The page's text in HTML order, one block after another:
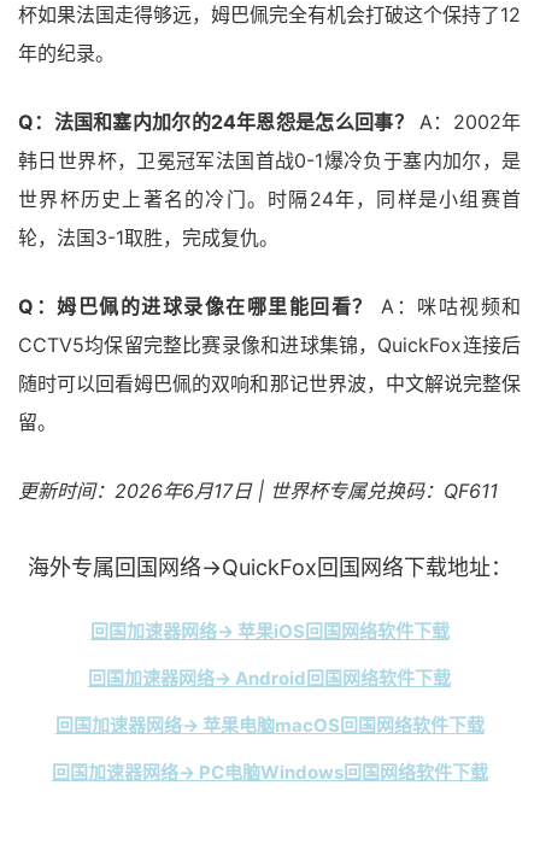
杯如果法国走得够远，姆巴佩完全有机会打破这个保持了12
年的纪录。
Q：法国和塞内加尔的24年恩怨是怎么回事？
A：2002年
韩日世界杯，卫冕冠军法国首战0-1爆冷负于塞内加尔，是
世界杯历史上著名的冷门。时隔24年，同样是小组赛首
轮，法国3-1取胜，完成复仇。
Q：姆巴佩的进球录像在哪里能回看？
A：咪咕视频和
CCTV5均保留完整比赛录像和进球集锦，QuickFox连接后
随时可以回看姆巴佩的双响和那记世界波，中文解说完整保
留。
更新时间：2026年6月17日 | 世界杯专属兑换码：QF611
海外专属回国网络→QuickFox回国网络下载地址：
回国加速器网络→ 苹果iOS回国网络软件下载
回国加速器网络→ Android回国网络软件下载
回国加速器网络→ 苹果电脑macOS回国网络软件下载
回国加速器网络→ PC电脑Windows回国网络软件下载